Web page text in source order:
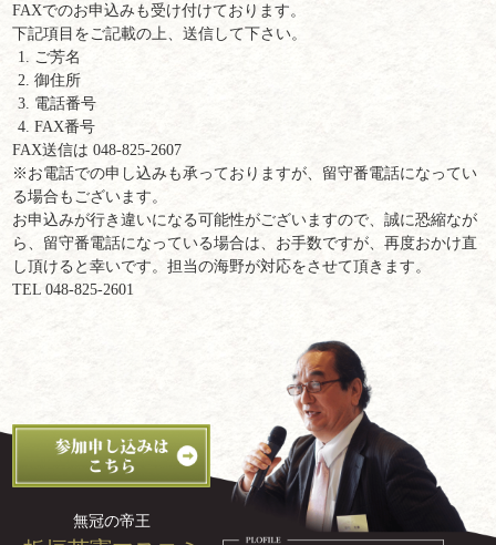
FAXでのお申込みも受け付けております。
下記項目をご記載の上、送信して下さい。
ご芳名
御住所
電話番号
FAX番号
FAX送信は 048-825-2607
※お電話での申し込みも承っておりますが、留守番電話になってい
る場合もございます。
お申込みが行き違いになる可能性がございますので、誠に恐縮なが
ら、留守番電話になっている場合は、お手数ですが、再度おかけ直
し頂けると幸いです。担当の海野が対応をさせて頂きます。
TEL 048-825-2601
無冠の帝王